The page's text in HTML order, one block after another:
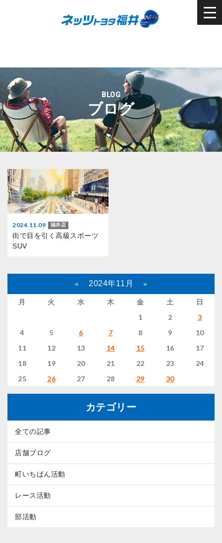
BLOG
ブログ
2024.11.09 福井店
街で目を引く高級スポーツ
SUV
« 2024年11月 »
月 火 水 木 金 土
日
1
2
3
4
5 6 7 8 9
10
11
12 13 14 15 16
17
18
19 20 21 22 23
24
25
26 27 28 29 30
カテゴリー
全ての記事
店舗ブログ
町いちばん活動
レース活動
部活動